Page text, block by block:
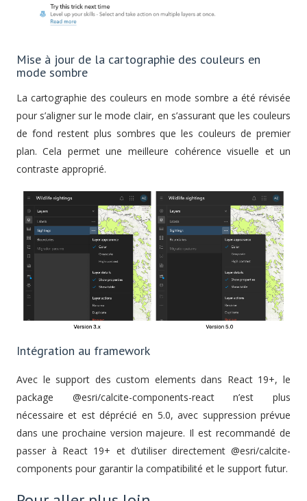
Mise à jour de la cartographie des couleurs en
mode sombre
La cartographie des couleurs en mode sombre a été révisée
pour s’aligner sur le mode clair, en s’assurant que les couleurs
de fond restent plus sombres que les couleurs de premier
plan. Cela permet une meilleure cohérence visuelle et un
contraste approprié.
Intégration au framework
Avec le support des custom elements dans React 19+, le
package @esri/calcite-components-react n’est plus
nécessaire et est déprécié en 5.0, avec suppression prévue
dans une prochaine version majeure. Il est recommandé de
passer à React 19+ et d’utiliser directement @esri/calcite-
components pour garantir la compatibilité et le support futur.